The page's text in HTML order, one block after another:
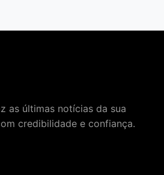
as últimas notícias da sua
credibilidade e confiança.